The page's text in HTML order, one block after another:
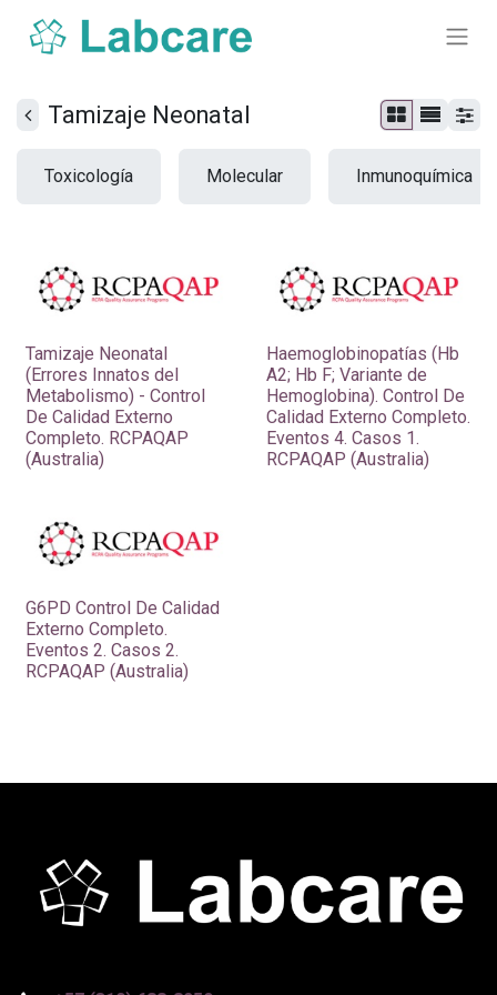
Tamizaje Neonatal
Toxicología Molecular Inmunoquímica
Tamizaje Neonatal
(Errores Innatos del
Metabolismo) - Control
De Calidad Externo
Completo. RCPAQAP
(Australia)
Haemoglobinopatías (Hb
A2; Hb F; Variante de
Hemoglobina). Control De
Calidad Externo Completo.
Eventos 4. Casos 1.
RCPAQAP (Australia)
G6PD Control De Calidad
Externo Completo.
Eventos 2. Casos 2.
RCPAQAP (Australia)